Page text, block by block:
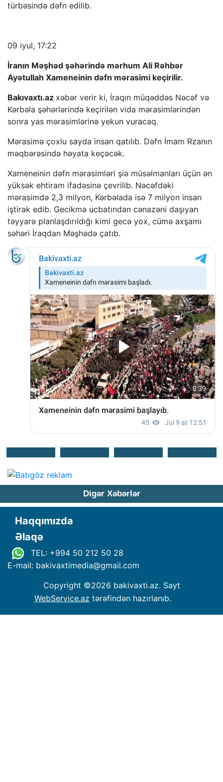
türbəsində dəfn edilib.
09 iyul, 17:22
İranın Məşhəd şəhərində mərhum Ali Rəhbər
Ayətullah Xameneinin dəfn mərasimi keçirilir.
Bakıvaxtı.az xəbər verir ki, İraqın müqəddəs Nəcəf və
Kərbəla şəhərlərində keçirilən vida mərasimlərindən
sonra yas mərasimlərinə yekun vuracaq.
Mərasimə çoxlu sayda insan qatılıb. Dəfn İmam Rzanın
məqbərəsində həyata keçəcək.
Xameneinin dəfn mərasimləri şiə müsəlmanları üçün ən
yüksək ehtiram ifadəsinə çevrilib. Nəcəfdəki
mərasimdə 2,3 milyon, Kərbəlada isə 7 milyon insan
iştirak edib. Gecikmə ucbatından cənazəni daşıyan
təyyarə planlaşdırıldığı kimi gecə yox, cümə axşamı
səhəri İraqdan Məşhədə çatıb.
Digər Xəbərlər
Haqqımızda
Əlaqə
TEL: +994 50 212 50 28
E-mail: bakivaxtimedia@gmail.com
Copyright ©2026 bakivaxti.az. Sayt
WebService.az tərəfindən hazırlanıb.